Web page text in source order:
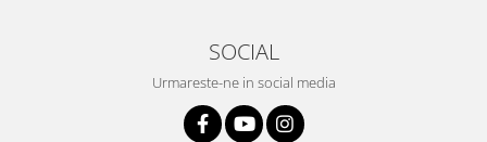
SOCIAL
Urmareste-ne in social media